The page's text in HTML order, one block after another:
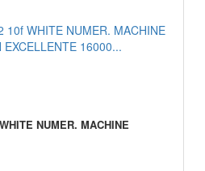
NUMER. MACHINE